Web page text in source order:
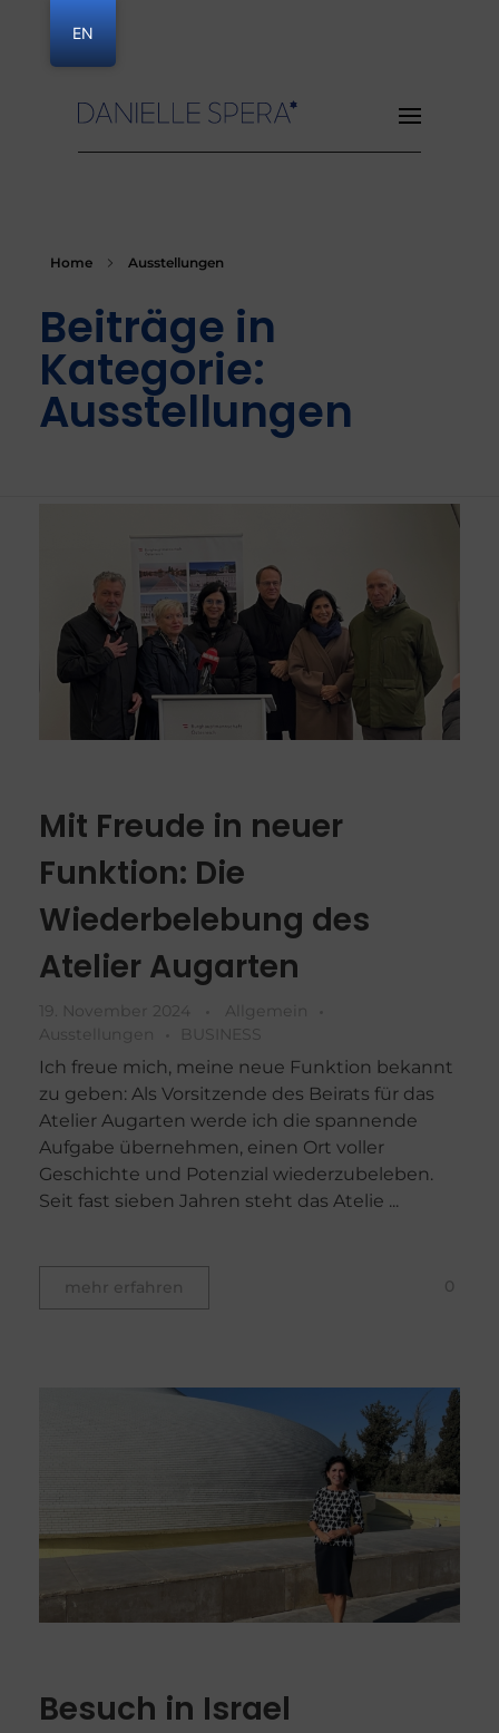
Home Ausstellungen
Beiträge in
Kategorie:
Ausstellungen
Mit Freude in neuer
Funktion: Die
Wiederbelebung des
Atelier Augarten
19. November 2024
Allgemein
Ausstellungen
BUSINESS
Ich freue mich, meine neue Funktion bekannt
zu geben: Als Vorsitzende des Beirats für das
Atelier Augarten werde ich die spannende
Aufgabe übernehmen, einen Ort voller
Geschichte und Potenzial wiederzubeleben.
Seit fast sieben Jahren steht das Atelie ...
mehr erfahren 0
Besuch in Israel
EN